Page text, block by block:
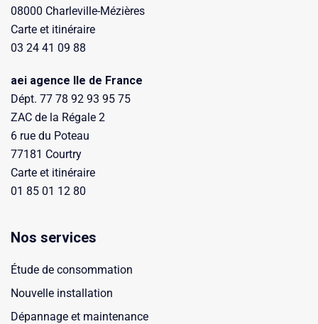
08000 Charleville-Mézières
Carte et itinéraire
03 24 41 09 88
aei agence Ile de France
Dépt. 77 78 92 93 95 75
ZAC de la Régale 2
6 rue du Poteau
77181 Courtry
Carte et itinéraire
01 85 01 12 80
Nos services
Étude de consommation
Nouvelle installation
Dépannage et maintenance